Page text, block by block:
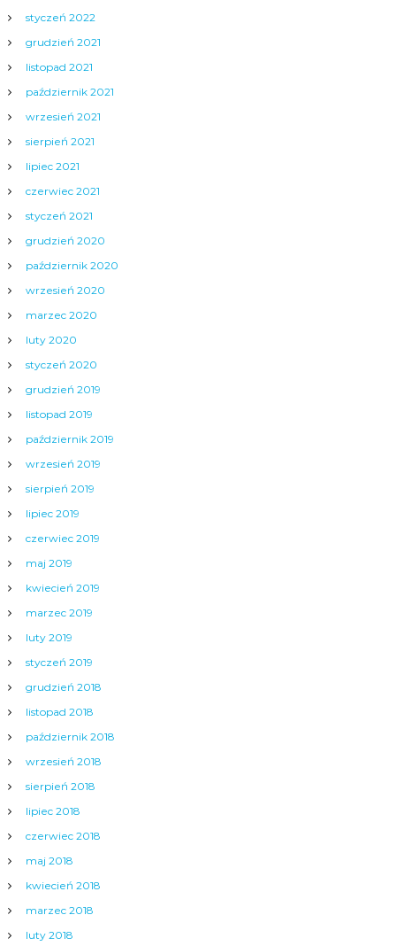
styczeń 2022
grudzień 2021
listopad 2021
październik 2021
wrzesień 2021
sierpień 2021
lipiec 2021
czerwiec 2021
styczeń 2021
grudzień 2020
październik 2020
wrzesień 2020
marzec 2020
luty 2020
styczeń 2020
grudzień 2019
listopad 2019
październik 2019
wrzesień 2019
sierpień 2019
lipiec 2019
czerwiec 2019
maj 2019
kwiecień 2019
marzec 2019
luty 2019
styczeń 2019
grudzień 2018
listopad 2018
październik 2018
wrzesień 2018
sierpień 2018
lipiec 2018
czerwiec 2018
maj 2018
kwiecień 2018
marzec 2018
luty 2018